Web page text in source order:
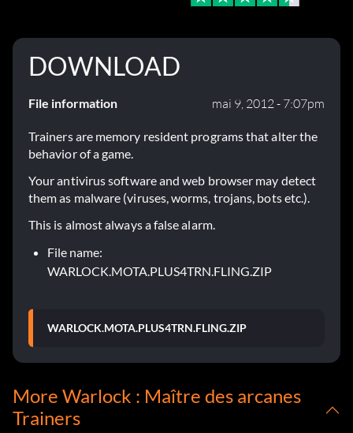
DOWNLOAD
File information mai 9, 2012 - 7:07pm
Trainers are memory resident programs that alter the
behavior of a game.
Your antivirus software and web browser may detect
them as malware (viruses, worms, trojans, bots etc.).
This is almost always a false alarm.
File name:
WARLOCK.MOTA.PLUS4TRN.FLING.ZIP
WARLOCK.MOTA.PLUS4TRN.FLING.ZIP
More Warlock : Maître des arcanes
Trainers